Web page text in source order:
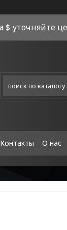
$ уточняйте
Контакты О нас